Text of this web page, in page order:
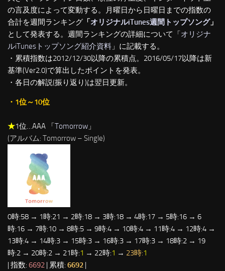
の言及度によって変動する。月曜日から日曜日までの指数の
合計を週間ランキング 「オリジナルiTunes週間トップソング」
として発表する。週間ランキングの詳細について「オリジナ
ルiTunesトップソング紹介資料 」に記載する。
・累積指数は2012/12/30以降の累積点。2016/05/17以降は新
基準(Ver2.0)で算出したポイントを発表。
・各日の解説(振り返り)は翌日更新。
・1位～10位
★1位…AAA 「Tomorrow 」
(アルバム: Tomorrow – Single)
0時:58 → 1時:21 → 2時:18 → 3時:18 → 4時:17 → 5時:16 → 6
時:16 → 7時:10 → 8時:5 → 9時:4 → 10時:4 → 11時:4 → 12時:4 →
13時:4 → 14時:3 → 15時:3 → 16時:3 → 17時:3 → 18時:2 → 19
時:2 → 20時:2 → 21時:1 → 22時:1 → 23時:1
| 指数: 6692 | 累積: 6692 |